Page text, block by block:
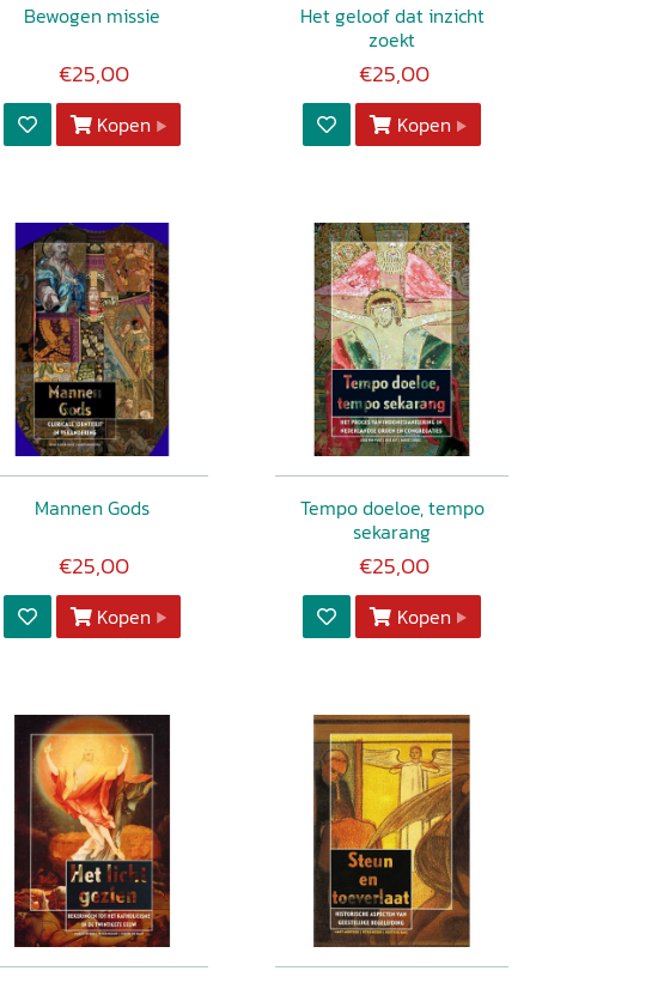
Bewogen missie
€25,00
Kopen
Het geloof dat inzicht
zoekt
€25,00
Kopen
Mannen Gods
€25,00
Kopen
Tempo doeloe, tempo
sekarang
€25,00
Kopen